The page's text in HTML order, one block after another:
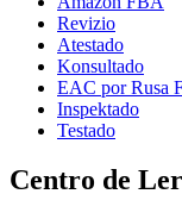
Revizio
Atestado
Konsultado
EAC por Rusa
Inspektado
Testado
Centro de